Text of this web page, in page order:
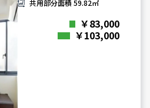
共用部分面積59.82㎡
￥83,000
￥103,000